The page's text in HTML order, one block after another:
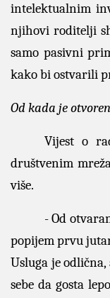
intelektualnim
njihovi roditelji
samo pasivni
kako bi ostvarili
Od kada je
Vijest o
društvenim
više.
- Od
popijem prvu
Usluga je
sebe da gosta